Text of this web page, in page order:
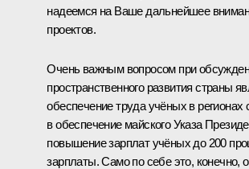
надеемся на Ваше дальнейшее
проектов.
Очень важным вопросом при
пространственного развития страны
обеспечение труда учёных в регионах
в обеспечение майского Указа
повышение зарплат учёных до 200
зарплаты. Само по себе это, конечно,